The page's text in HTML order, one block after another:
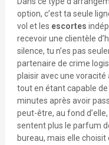
option, c’est ta seule
vol et les escortes
recevoir une clientèle
silence, tu n’es pas
partenaire de crime
plaisir avec une voracité
tout en étant capable
minutes après avoir
peut-être, au fond
sentent plus le parfum
bureau, mais elle choisit